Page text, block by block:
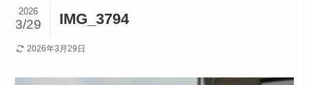
IMG_3794
2026
3/29
2026年3月29日